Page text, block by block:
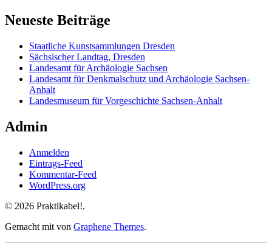
Neueste Beiträge
Staatliche Kunstsammlungen Dresden
Sächsischer Landtag, Dresden
Landesamt für Archäologie Sachsen
Landesamt für Denkmalschutz und Archäologie Sachsen-
Anhalt
Landesmuseum für Vorgeschichte Sachsen-Anhalt
Admin
Anmelden
Eintrags-Feed
Kommentar-Feed
WordPress.org
© 2026 Praktikabel!.
Gemacht mit von Graphene Themes.